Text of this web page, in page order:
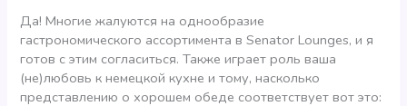
Да! Многие жалуются на однообразие
гастрономического ассортимента в Senator Lounges, и я
готов с этим согласиться. Также играет роль ваша
(не)любовь к немецкой кухне и тому, насколько
представлению о хорошем обеде соответствует вот это: